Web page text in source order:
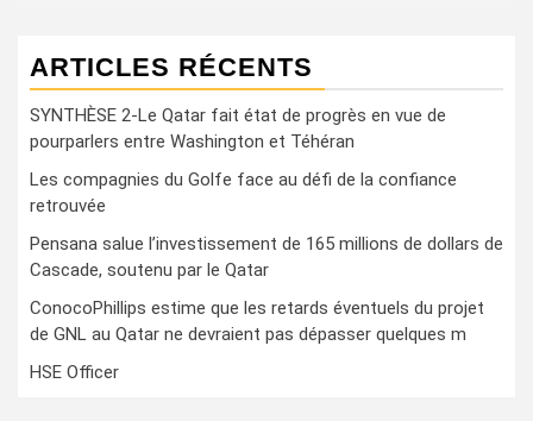
ARTICLES RÉCENTS
SYNTHÈSE 2-Le Qatar fait état de progrès en vue de
pourparlers entre Washington et Téhéran
Les compagnies du Golfe face au défi de la confiance
retrouvée
Pensana salue l’investissement de 165 millions de dollars de
Cascade, soutenu par le Qatar
ConocoPhillips estime que les retards éventuels du projet
de GNL au Qatar ne devraient pas dépasser quelques m
HSE Officer